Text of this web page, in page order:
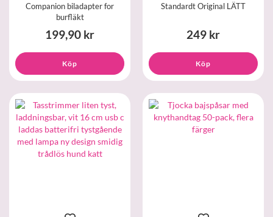
Companion biladapter for
burfläkt
199,90 kr
Köp
Standardt Original LÄTT
249 kr
Köp